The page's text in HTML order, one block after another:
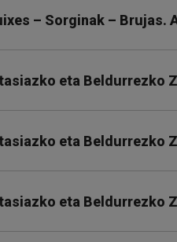
– Sorginak –
eta Beldurrezko
eta Beldurrezko
eta Beldurrezko